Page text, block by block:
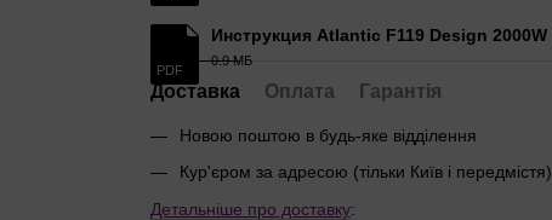
PDF
Инструкция Atlantic F119 Design 2000W
0.9 МБ
Доставка Оплата Гарантія
Новою поштою в будь-яке відділення
Кур'єром за адресою (тільки Київ і передмістя)
Детальніше про доставку: